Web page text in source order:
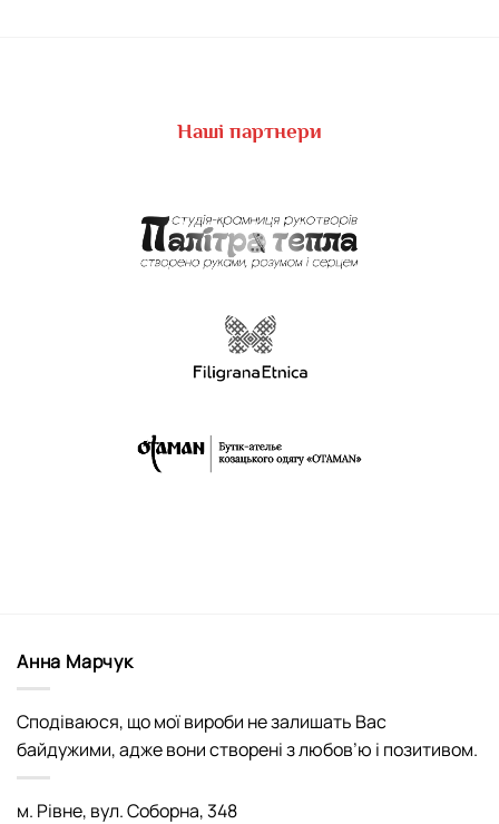
Наші партнери
Анна Марчук
Сподіваюся, що мої вироби не залишать Вас
байдужими, адже вони створені з любов’ю і позитивом.
м. Рівне, вул. Соборна, 348